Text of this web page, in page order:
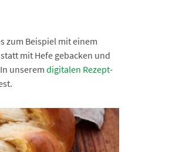
zum Beispiel mit einem
mit Hefe gebacken und
unseremdigitalen Rezept-